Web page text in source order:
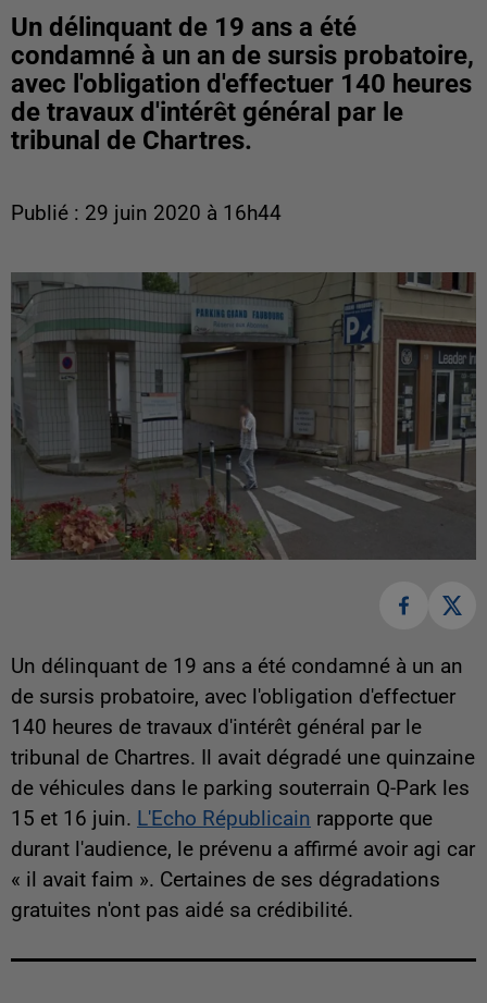
Un délinquant de 19 ans a été
condamné à un an de sursis probatoire,
avec l'obligation d'effectuer 140 heures
de travaux d'intérêt général par le
tribunal de Chartres.
Publié : 29 juin 2020 à 16h44
Un délinquant de 19 ans a été condamné à un an
de sursis probatoire, avec l'obligation d'effectuer
140 heures de travaux d'intérêt général par le
tribunal de Chartres. Il avait dégradé une quinzaine
de véhicules dans le parking souterrain Q-Park les
15 et 16 juin. L'Echo Républicain rapporte que
durant l'audience, le prévenu a affirmé avoir agi car
« il avait faim ». Certaines de ses dégradations
gratuites n'ont pas aidé sa crédibilité.